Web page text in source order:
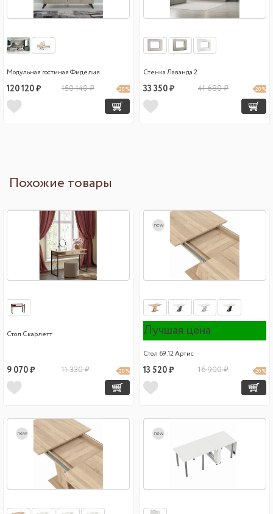
Модульная гостиная Фиделия
120 120 ₽ 150 140 ₽ 20 %
Стенка Лаванда 2
33 350 ₽ 41 680 ₽ 20 %
Похожие товары
Стол Скарлетт
9 070 ₽ 11 330 ₽ 20 %
new
Лучшая цена
Стол 69.12 Артис
13 520 ₽ 16 900 ₽ 20 %
new new